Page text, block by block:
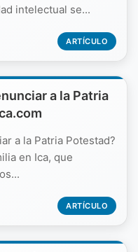
intelectual se...
ARTÍCULO
a la Patria
a la Patria Potestad?
en Ica, que
ARTÍCULO